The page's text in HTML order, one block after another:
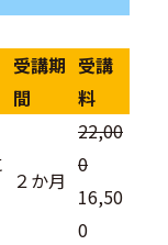
受講期
間
受講
料
２か月
22,00
0
16,50
0